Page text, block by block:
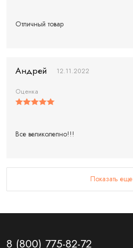
Отличный товар
Aндрей 12.11.2022
Оценка
Все великолепно!!!
Показать еще
8 (800) 775-82-72